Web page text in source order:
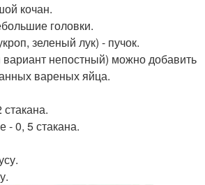
кочан.
головки.
зеленый лук) - пучок.
непостный) можно добавить
вареных яйца.
- 0, 5 стакана.